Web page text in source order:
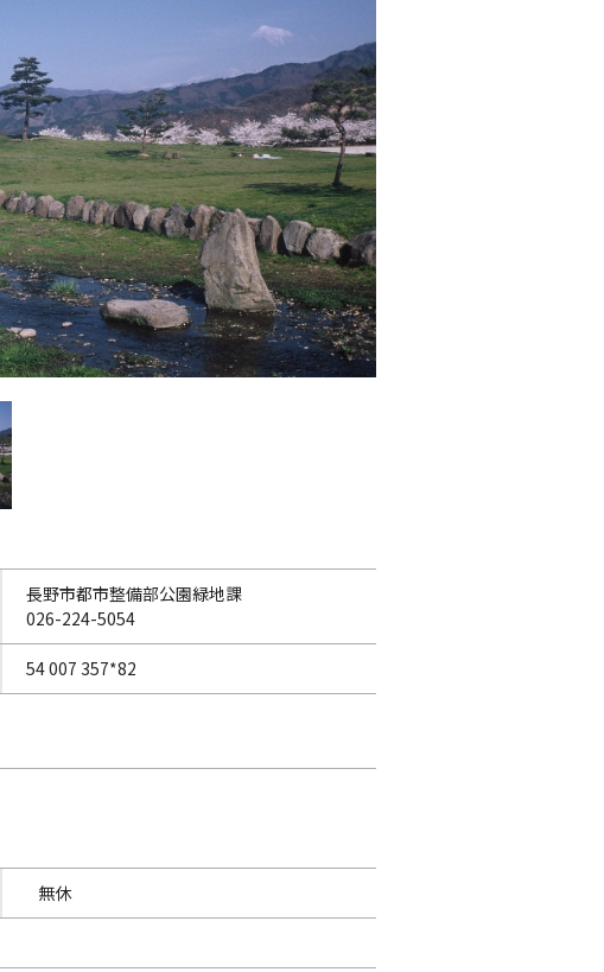
長野市都市整備部公園緑地課
026-224-5054
54 007 357*82
無休